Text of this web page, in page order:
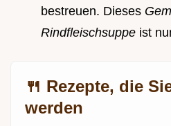
bestreuen. Dieses
Rindfleischsuppe ist
🍴 Rezepte, die
werden